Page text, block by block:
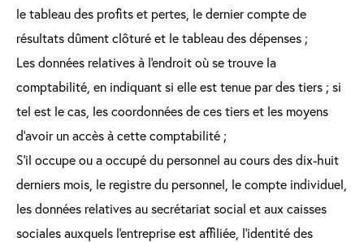
le tableau des profits et pertes, le dernier compte de
résultats dûment clôturé et le tableau des dépenses ;
Les données relatives à l'endroit où se trouve la
comptabilité, en indiquant si elle est tenue par des tiers ; si
tel est le cas, les coordonnées de ces tiers et les moyens
d'avoir un accès à cette comptabilité ;
S'il occupe ou a occupé du personnel au cours des dix-huit
derniers mois, le registre du personnel, le compte individuel,
les données relatives au secrétariat social et aux caisses
sociales auxquels l'entreprise est affiliée, l'identité des